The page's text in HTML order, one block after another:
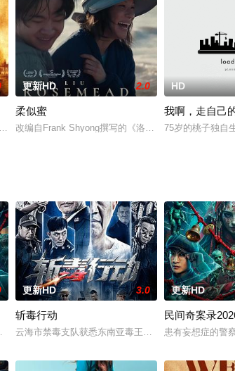
Roger Bannister.
更新HD 2.0
柔似蜜
改编自Frank Shyong撰写的《洛杉矶时报》报道《一
HD
我啊，走自己
75岁的桃子独自
奇的神像杀人事件，勘案过程中，牵引出“婴胎报仇”，
更新HD 3.0
斩毒行动
云海市禁毒支队获悉东南亚毒王廖爷将携600余公斤毒
更新HD
民间奇案录
患有妄想症的警